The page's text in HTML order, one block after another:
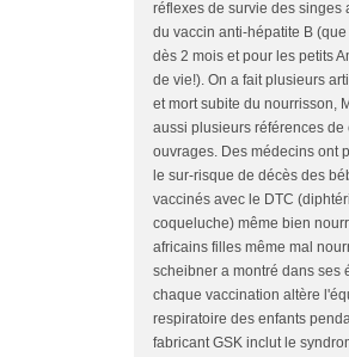
réflexes de survie des singes
du vaccin anti-hépatite B
dès 2 mois et pour les petits
de vie!). On a fait plusieurs
et mort subite du nourrisson,
aussi plusieurs références de
ouvrages. Des médecins ont
le sur-risque de décès des
vaccinés avec le DTC
coqueluche) même bien
africains filles même mal
scheibner a montré dans ses
chaque vaccination altère
respiratoire des enfants
fabricant GSK inclut le